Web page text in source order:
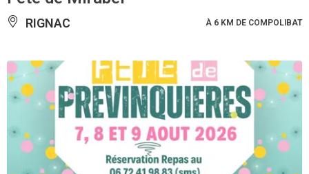
RIGNAC À 6 KM DE COMPOLIBAT